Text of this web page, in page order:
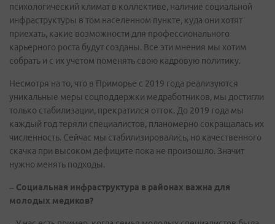
психологический климат в коллективе, наличие социальной
инфраструктуры в том населенном пункте, куда они хотят
приехать, какие возможности для профессионального
карьерного роста будут созданы. Все эти мнения мы хотим
собрать и с их учетом поменять свою кадровую политику.
Несмотря на то, что в Приморье с 2019 года реализуются
уникальные меры соцподдержки медработников, мы достигли
только стабилизации, прекратился отток. До 2019 года мы
каждый год теряли специалистов, планомерно сокращалась их
численность. Сейчас мы стабилизировались, но качественного
скачка при высоком дефиците пока не произошло. Значит
нужно менять подходы.
– Социальная инфраструктура в районах важна для
молодых медиков?